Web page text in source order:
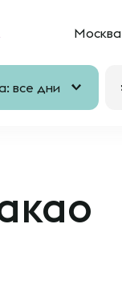
Москва
все дни